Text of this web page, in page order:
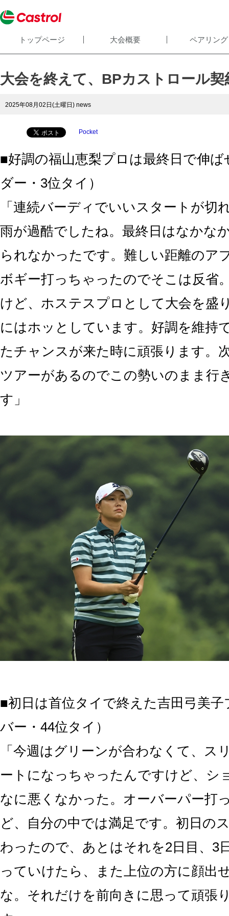
トップページ 大会概要 ペアリング
大会を終えて、BPカストロール
2025年08月02日(土曜日) news
Pocket
■好調の福山恵梨プロは最終日で伸
ダー・3位タイ）
「連続バーディでいいスタートが切
雨が過酷でしたね。最終日はなかな
られなかったです。難しい距離のア
ボギー打っちゃったのでそこは反省
けど、ホステスプロとして大会を盛
にはホッとしています。好調を維持
たチャンスが来た時に頑張ります。
ツアーがあるのでこの勢いのまま行
す」
■初日は首位タイで終えた吉田弓美子
バー・44位タイ）
「今週はグリーンが合わなくて、ス
ートになっちゃったんですけど、シ
なに悪くなかった。オーバーパー打
ど、自分の中では満足です。初日の
わったので、あとはそれを2日目、3
っていけたら、また上位の方に顔出
な。それだけを前向きに思って頑張